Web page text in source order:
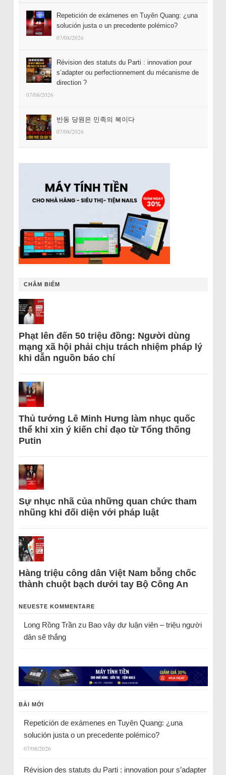
Repetición de exámenes en Tuyên Quang: ¿una
solución justa o un precedente polémico?
07/08/2026
Révision des statuts du Parti : innovation pour
s’adapter ou perfectionnement du mécanisme de
direction ?
07/08/2026
반동 당원은 민족의 복이다
07/08/2026
CHÂM BIẾM
Phạt lên đến 50 triệu đồng: Người dùng
mạng xã hội phải chịu trách nhiệm pháp lý
khi dẫn nguồn báo chí
Thủ tướng Lê Minh Hưng làm nhục quốc
thể khi xin ý kiến chỉ đạo từ Tổng thống
Putin
Sự nhục nhã của những quan chức tham
nhũng khi đối diện với pháp luật
Hàng triệu công dân Việt Nam bỗng chốc
thành chuột bạch dưới tay Bộ Công An
NEUESTE KOMMENTARE
Long Rồng Trầnzu Bao vây dư luận viên – triệu người
dân sẽ thắng
BÀI MỚI
Repetición de exámenes en Tuyên Quang: ¿una
solución justa o un precedente polémico?
07/08/2026
Révision des statuts du Parti : innovation pour s’adapter